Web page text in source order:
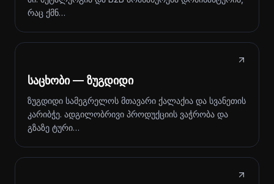
რაც ქმნ…
საცხობი — ზუგდიდი
ზუგდიდი სამეგრელოს მთავარი ქალაქია და სვანეთის
კარიბჭე. ადგილობრივი პროდუქციის ვაჭრობა და
გზაზე ტური…